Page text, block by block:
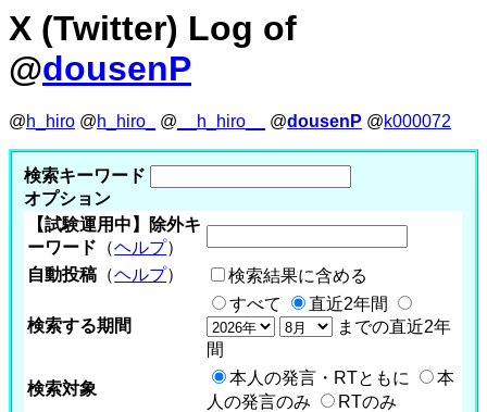
X (Twitter) Log of
@dousenP
@h_hiro @h_hiro_ @ __h_hiro__ @dousenP @k000072
検索キーワード
オプション
【試験運用中】除外キ
ーワード （ヘルプ）
自動投稿 （ヘルプ） 検索結果に含める
検索する期間
すべて
直近2年間
までの直近2年
間
検索対象
本人の発言・RTともに
本
人の発言のみ
RTのみ